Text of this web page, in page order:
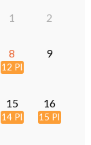
1
2
8 9
12 Places
15 16
14 Places15 Places